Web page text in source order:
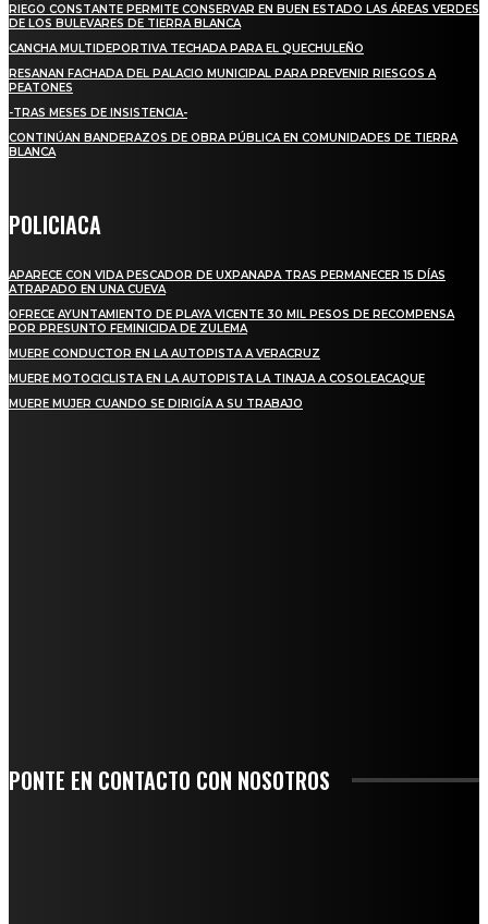
RIEGO CONSTANTE PERMITE CONSERVAR EN BUEN ESTADO LAS ÁREAS VERDES
DE LOS BULEVARES DE TIERRA BLANCA
CANCHA MULTIDEPORTIVA TECHADA PARA EL QUECHULEÑO
RESANAN FACHADA DEL PALACIO MUNICIPAL PARA PREVENIR RIESGOS A
PEATONES
-TRAS MESES DE INSISTENCIA-
CONTINÚAN BANDERAZOS DE OBRA PÚBLICA EN COMUNIDADES DE TIERRA
BLANCA
POLICIACA
APARECE CON VIDA PESCADOR DE UXPANAPA TRAS PERMANECER 15 DÍAS
ATRAPADO EN UNA CUEVA
OFRECE AYUNTAMIENTO DE PLAYA VICENTE 30 MIL PESOS DE RECOMPENSA
POR PRESUNTO FEMINICIDA DE ZULEMA
MUERE CONDUCTOR EN LA AUTOPISTA A VERACRUZ
MUERE MOTOCICLISTA EN LA AUTOPISTA LA TINAJA A COSOLEACAQUE
MUERE MUJER CUANDO SE DIRIGÍA A SU TRABAJO
PONTE EN CONTACTO CON NOSOTROS